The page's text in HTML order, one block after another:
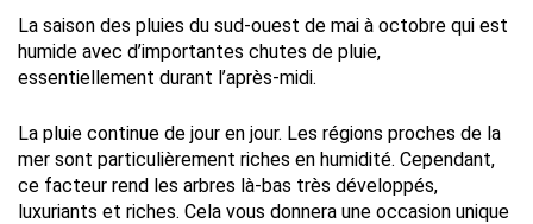
La saison des pluies du sud-ouest de mai à octobre qui est
humide avec d’importantes chutes de pluie,
essentiellement durant l’après-midi.
La pluie continue de jour en jour. Les régions proches de la
mer sont particulièrement riches en humidité. Cependant,
ce facteur rend les arbres là-bas très développés,
luxuriants et riches. Cela vous donnera une occasion unique